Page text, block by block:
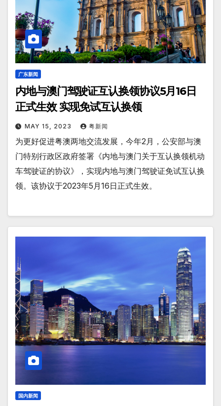
广东新闻
内地与澳门驾驶证互认换领协议5月16日
正式生效 实现免试互认换领
MAY 15, 2023 粤新闻
为更好促进粤澳两地交流发展，今年2月，公安部与澳
门特别行政区政府签署《内地与澳门关于互认换领机动
车驾驶证的协议》，实现内地与澳门驾驶证免试互认换
领。该协议于2023年5月16日正式生效。
国内新闻